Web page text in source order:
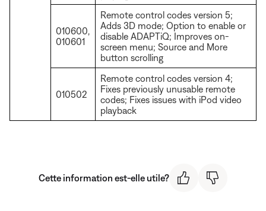
010600,
010601
Remote control codes version 5;
Adds 3D mode; Option to enable or
disable ADAPTiQ; Improves on-
screen menu; Source and More
button scrolling
010502
Remote control codes version 4;
Fixes previously unusable remote
codes; Fixes issues with iPod video
playback
Cette information est-elle utile?